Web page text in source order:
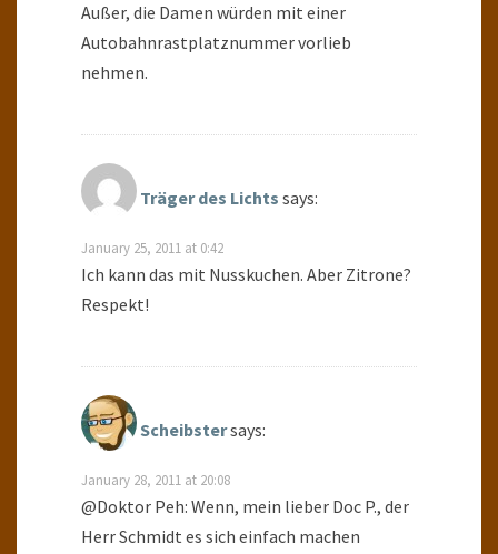
Außer, die Damen würden mit einer
Autobahnrastplatznummer vorlieb
nehmen.
Träger des Lichts says:
January 25, 2011 at 0:42
Ich kann das mit Nusskuchen. Aber Zitrone?
Respekt!
Scheibstersays:
January 28, 2011 at 20:08
@Doktor Peh: Wenn, mein lieber Doc P., der
Herr Schmidt es sich einfach machen